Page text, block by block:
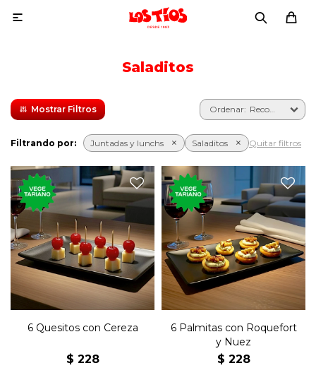

Saladitos
Recomendados
Filtrando por: Juntadas y lunchs Saladitos Quitar filtros
Seis clásicos saladitos de
queso con cereza.
6 Quesitos con Cereza
$ 228
Seis palmitas con roquefort
y nuez.
6 Palmitas con Roquefort
y Nuez
$ 228